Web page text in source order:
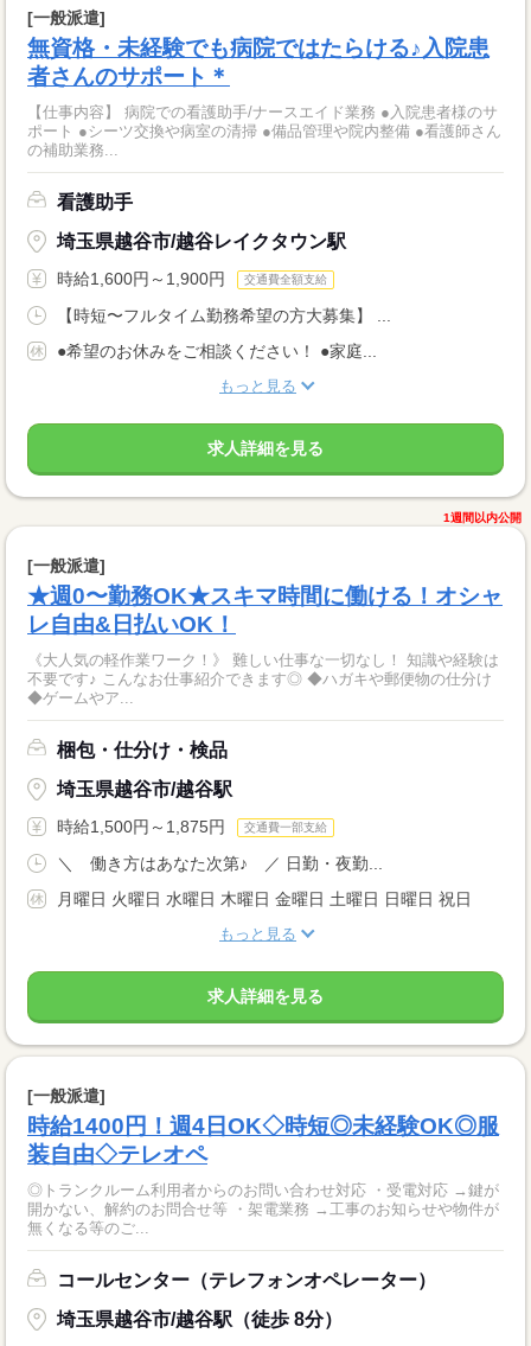
[一般派遣]
無資格・未経験でも病院ではたらける♪入院患
者さんのサポート＊
【仕事内容】 病院での看護助手/ナースエイド業務 ●入院患者様のサ
ポート ●シーツ交換や病室の清掃 ●備品管理や院内整備 ●看護師さん
の補助業務...
看護助手
埼玉県越谷市/越谷レイクタウン駅
時給1,600円～1,900円 交通費全額支給
【時短〜フルタイム勤務希望の方大募集】 ...
●希望のお休みをご相談ください！ ●家庭...
もっと見る
求人詳細を見る
1週間以内公開
[一般派遣]
★週0〜勤務OK★スキマ時間に働ける！オシャ
レ自由&日払いOK！
《大人気の軽作業ワーク！》 難しい仕事な一切なし！ 知識や経験は
不要です♪ こんなお仕事紹介できます◎ ◆ハガキや郵便物の仕分け
◆ゲームやア...
梱包・仕分け・検品
埼玉県越谷市/越谷駅
時給1,500円～1,875円 交通費一部支給
＼ 働き方はあなた次第♪ ／ 日勤・夜勤...
月曜日 火曜日 水曜日 木曜日 金曜日 土曜日 日曜日 祝日
もっと見る
求人詳細を見る
[一般派遣]
時給1400円！週4日OK◇時短◎未経験OK◎服
装自由◇テレオペ
◎トランクルーム利用者からのお問い合わせ対応 ・受電対応 →鍵が
開かない、解約のお問合せ等 ・架電業務 →工事のお知らせや物件が
無くなる等のご...
コールセンター（テレフォンオペレーター）
埼玉県越谷市/越谷駅（徒歩 8分）